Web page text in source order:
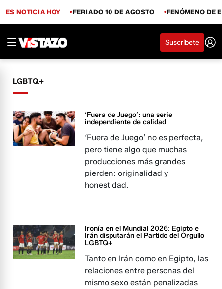
ES NOTICIA HOY FERIADO 10 DE AGOSTO FENÓMENO DE
Suscríbete
LGBTQ+
‘Fuera de Juego’: una serie
independiente de calidad
‘Fuera de Juego’ no es perfecta,
pero tiene algo que muchas
producciones más grandes
pierden: originalidad y
honestidad.
Ironía en el Mundial 2026: Egipto e
Irán disputarán el Partido del Orgullo
LGBTQ+
Tanto en Irán como en Egipto, las
relaciones entre personas del
mismo sexo están penalizadas